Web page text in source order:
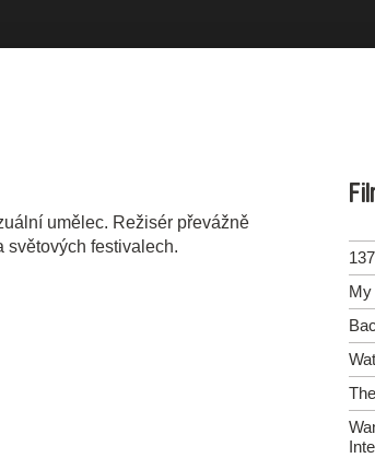
umělec. Režisér převážně
světových festivalech.
My